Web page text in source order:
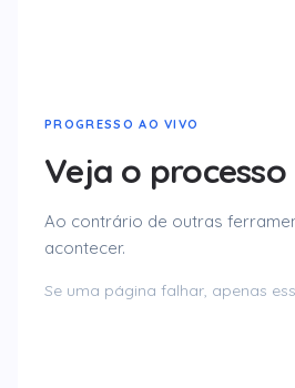
PROGRESSO AO VIVO
Veja o
Ao contrário de outras
acontecer.
Se uma página falhar, apenas